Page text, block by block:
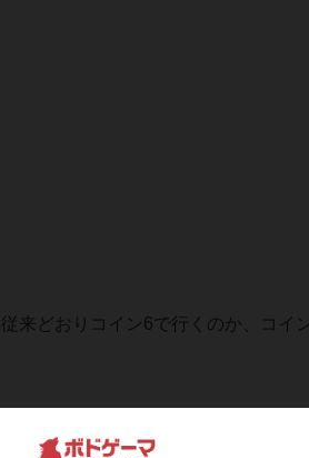
来どおりコイン6で行くのか、コイ